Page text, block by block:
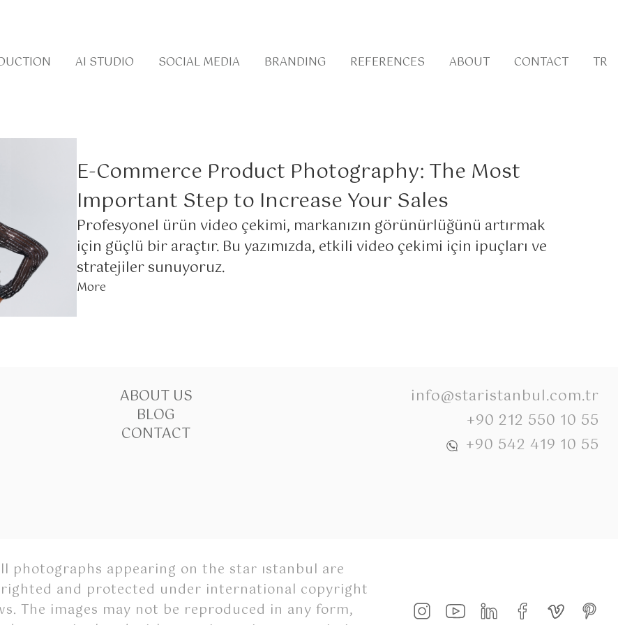
AI STUDIO SOCIAL MEDIA BRANDING REFERENCES ABOUT CONTACT TR
E-Commerce Product Photography: The Most
Important Step to Increase Your Sales
Profesyonel ürün video çekimi, markanızın görünürlüğünü artırmak
için güçlü bir araçtır. Bu yazımızda, etkili video çekimi için ipuçları ve
stratejiler sunuyoruz.
More
ABOUT US
BLOG
CONTACT
info@staristanbul.com.tr
+90 212 550 10 55
+90 542 419 10 55
photographs appearing on the star ıstanbul are
and protected under international copyright
The images may not be reproduced in any form,